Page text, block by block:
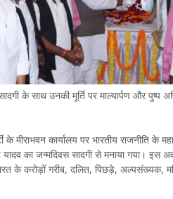
के साथ उनकी मूर्ति पर माल्यार्पण और पुष्प
के मीराभवन कार्यालय पर भारतीय राजनीति के
का जन्मदिवस सादगी से मनाया गया। इस
के करोड़ों गरीब, दलित, पिछड़े, अल्पसंख्यक,